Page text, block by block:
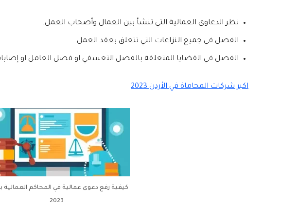
نظر الدعاوى العمالية التي تنشأ بين العمال وأصحاب العمل.
الفصل في جميع النزاعات التي تتعلق بعقد العمل .
الفصل في القضايا المتعلقة بالفصل التعسفي او فصل العامل او
اكبر شركات المحاماة في الأردن 2023
كيفية رفع دعوى عمالية في المحاكم العمالية
2023